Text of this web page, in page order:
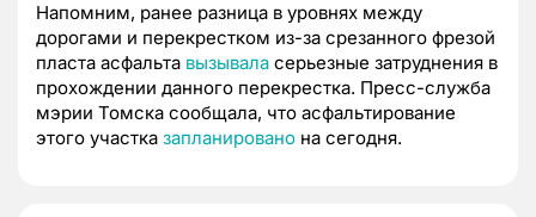
Напомним, ранее разница в уровнях между
дорогами и перекрестком из-за срезанного фрезой
пласта асфальта вызывала серьезные затруднения в
прохождении данного перекрестка. Пресс-служба
мэрии Томска сообщала, что асфальтирование
этого участка запланировано на сегодня.